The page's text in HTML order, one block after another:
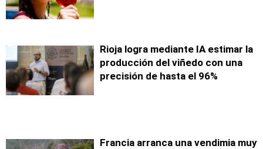
Rioja logra mediante IA estimar la
producción del viñedo con una
precisión de hasta el 96%
Francia arranca una vendimia muy